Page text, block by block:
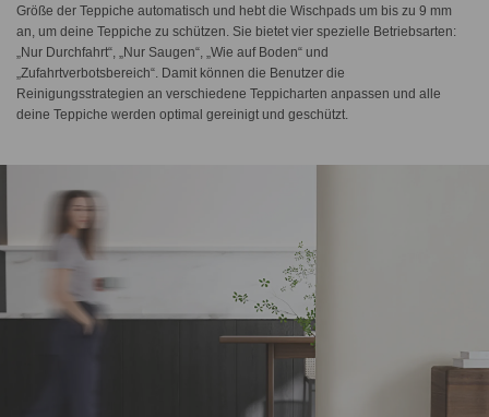
Größe der Teppiche automatisch und hebt die Wischpads um bis zu 9 mm
an, um deine Teppiche zu schützen. Sie bietet vier spezielle Betriebsarten:
„Nur Durchfahrt“, „Nur Saugen“, „Wie auf Boden“ und
„Zufahrtverbotsbereich“. Damit können die Benutzer die
Reinigungsstrategien an verschiedene Teppicharten anpassen und alle
deine Teppiche werden optimal gereinigt und geschützt.